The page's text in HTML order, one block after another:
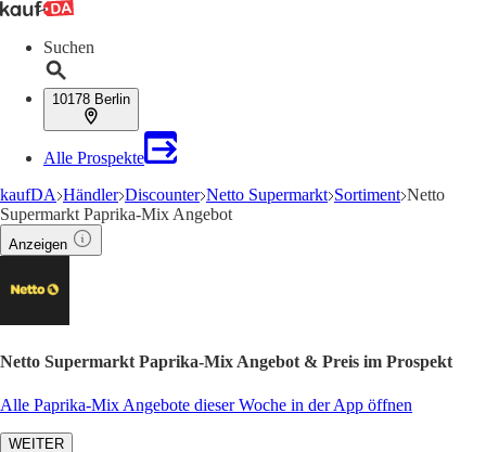
Suchen
10178 Berlin
Alle Prospekte
kaufDA Händler Discounter Netto Supermarkt Sortiment Netto
Supermarkt Paprika-Mix Angebot
Anzeigen
Netto Supermarkt Paprika-Mix Angebot & Preis im Prospekt
Alle Paprika-Mix Angebote dieser Woche in der App öffnen
WEITER